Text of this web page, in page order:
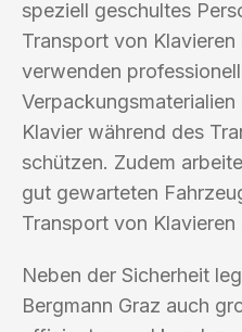
speziell geschultes
Transport von
verwenden
Klavier während des
schützen. Zudem
gut gewarteten
Transport von
Neben der Sicherheit
Bergmann Graz auch